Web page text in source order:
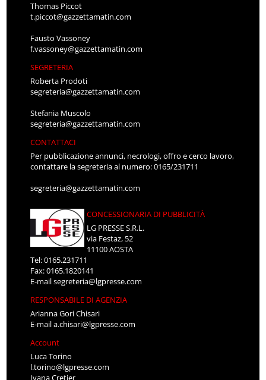
Thomas Piccot
t.piccot@gazzettamatin.com
Fausto Vassoney
f.vassoney@gazzettamatin.com
SEGRETERIA
Roberta Prodoti
segreteria@gazzettamatin.com
Stefania Muscolo
segreteria@gazzettamatin.com
CONTATTACI
Per pubblicazione annunci, necrologi, offro e cerco lavoro,
contattare la segreteria al numero: 0165/231711
segreteria@gazzettamatin.com
CONCESSIONARIA DI PUBBLICITÀ
LG PRESSE S.R.L.
via Festaz, 52
11100 AOSTA
Tel: 0165.231711
Fax: 0165.1820141
E-mailsegreteria@lgpresse.com
RESPONSABILE DI AGENZIA
Arianna Gori Chisari
E-maila.chisari@lgpresse.com
Account
Luca Torino
l.torino@lgpresse.com
Ivana Cretier